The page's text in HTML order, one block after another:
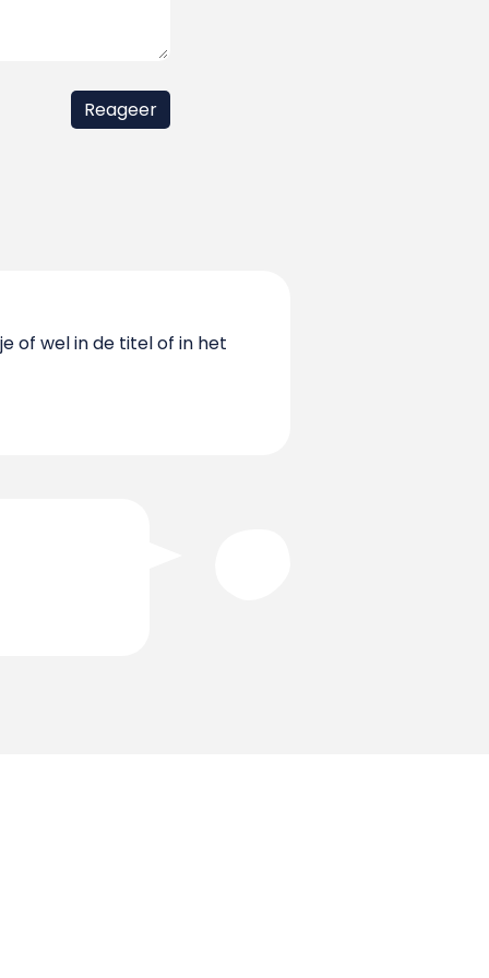
of wel in de titel of in het